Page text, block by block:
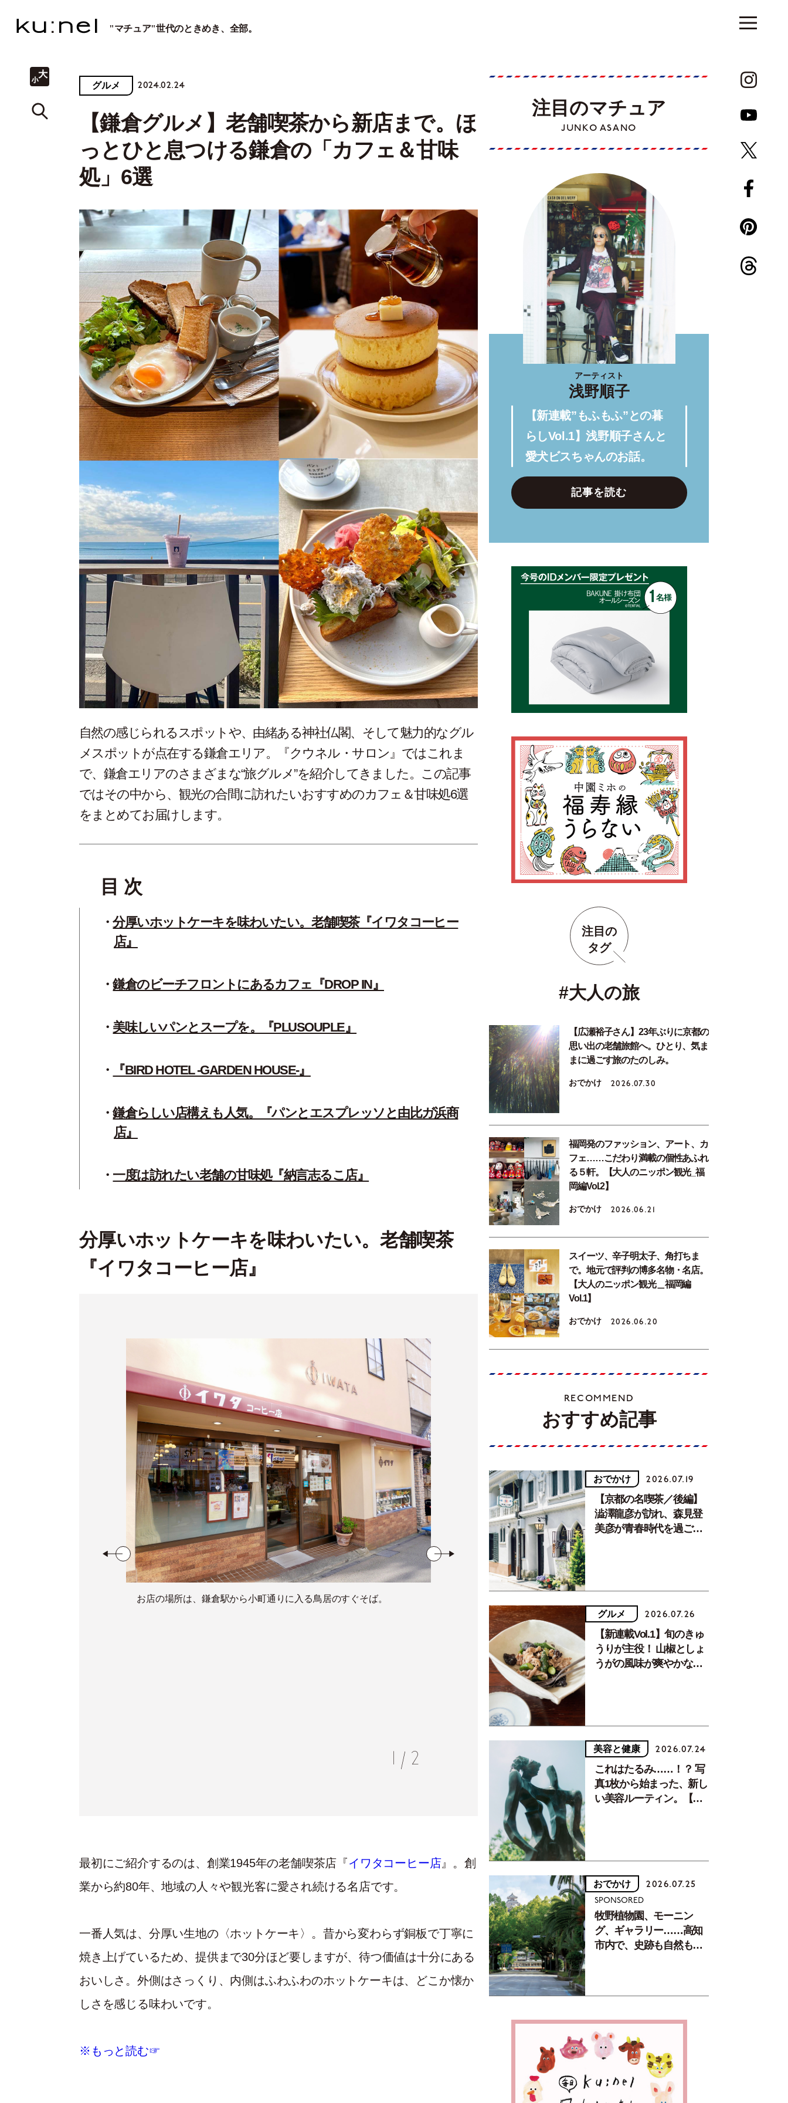
"マチュア"世代のときめき、全部。
グルメ 2024.02.24
【鎌倉グルメ】老舗喫茶から新店まで。ほ
っとひと息つける鎌倉の「カフェ＆甘味
処」6選
自然の感じられるスポットや、由緒ある神社仏閣、そして魅力的なグル
メスポットが点在する鎌倉エリア。『クウネル・サロン』ではこれま
で、鎌倉エリアのさまざまな“旅グルメ”を紹介してきました。この記事
ではその中から、観光の合間に訪れたいおすすめのカフェ＆甘味処6選
をまとめてお届けします。
目 次
分厚いホットケーキを味わいたい。老舗喫茶『イワタコーヒー
店』
鎌倉のビーチフロントにあるカフェ『DROP IN』
美味しいパンとスープを。『PLUSOUPLE』
『BIRD HOTEL -GARDEN HOUSE-』
鎌倉らしい店構えも人気。『パンとエスプレッソと由比ガ浜商
店』
一度は訪れたい老舗の甘味処『納言志るこ店』
分厚いホットケーキを味わいたい。老舗喫茶
『イワタコーヒー店』
お店の場所は、鎌倉駅から小町通りに入る鳥居のすぐそば。
1 / 2
最初にご紹介するのは、創業1945年の老舗喫茶店『イワタコーヒー店』。創
業から約80年、地域の人々や観光客に愛され続ける名店です。
一番人気は、分厚い生地の〈ホットケーキ〉。昔から変わらず銅板で丁寧に
焼き上げているため、提供まで30分ほど要しますが、待つ価値は十分にある
おいしさ。外側はさっくり、内側はふわふわのホットケーキは、どこか懐か
しさを感じる味わいです。
※もっと読む☞
注目のマチュア
JUNKO ASANO
アーティスト
浅野順子
【新連載”もふもふ”との暮
らしVol.1】浅野順子さんと
愛犬ビスちゃんのお話。
記事を読む
注目の
タグ
#大人の旅
【広瀬裕子さん】23年ぶりに京都の
思い出の老舗旅館へ。ひとり、気ま
まに過ごす旅のたのしみ。
おでかけ 2026.07.30
福岡発のファッション、アート、カ
フェ……こだわり満載の個性あふれ
る５軒。【大人のニッポン観光_福
岡編Vol.2】
おでかけ 2026.06.21
スイーツ、辛子明太子、角打ちま
で。地元で評判の博多名物・名店。
【大人のニッポン観光＿福岡編
Vol.1】
おでかけ 2026.06.20
RECOMMEND
おすすめ記事
おでかけ 2026.07.19
【京都の名喫茶／後編】
澁澤龍彦が訪れ、森見登
美彦が青春時代を過ごし
グルメ 2026.07.26
【新連載Vol.1】旬のきゅ
うりが主役！ 山椒としょ
うがの風味が爽やかな、
美容と健康 2026.07.24
これはたるみ……！？ 写
真1枚から始まった、新し
い美容ルーティン。【中
おでかけ 2026.07.25
SPONSORED
牧野植物園、モーニン
グ、ギャラリー……高知
市内で、史跡も自然もグ